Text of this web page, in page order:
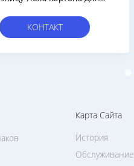
КОНТАКТ
Карта Сайта
История
Обслуживание